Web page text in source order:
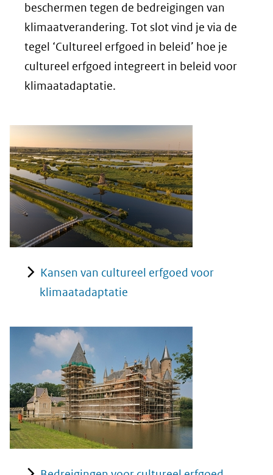
beschermen tegen de bedreigingen van
klimaatverandering. Tot slot vind je via de
tegel ‘Cultureel erfgoed in beleid’ hoe je
cultureel erfgoed integreert in beleid voor
klimaatadaptatie.
Kansen van cultureel erfgoed voor
klimaatadaptatie